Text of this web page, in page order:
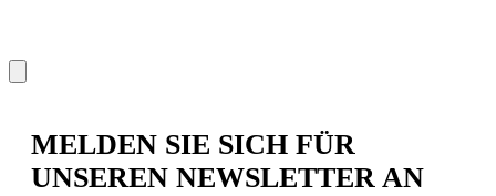
MELDEN SIE SICH FÜR
UNSEREN NEWSLETTER AN